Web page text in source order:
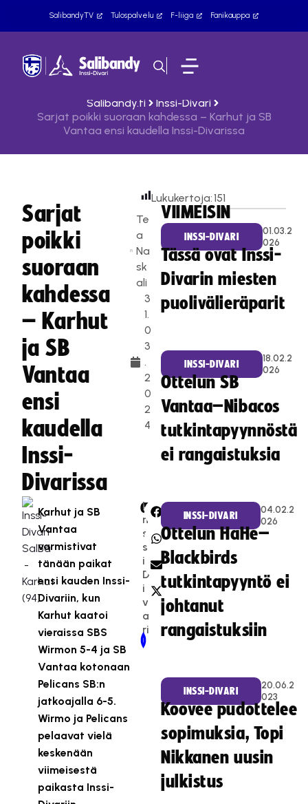
SalibandyTV Tulospalvelu F-liiga Fanikauppa
Salibandy.fi
Inssi-Divari
Sarjat poikki suoraan kahdessa – Karhut ja SB
Vantaa ensi kaudella Inssi-Divarissa
Sarjat
poikki
suoraan
kahdessa
– Karhut
ja SB
Vantaa
ensi
kaudella
Inssi-
Divarissa
Te
a
Na
sk
ali
3
1.
0
3
.
2
0
2
4
Lukukertoja:151
Karhut ja SB
Vantaa
varmistivat
tänään paikat
ensi kauden Inssi-
Divariin, kun
Karhut kaatoi
vieraissa SBS
Wirmon 5-4 ja SB
Vantaa kotonaan
Pelicans SB:n
jatkoajalla 6-5.
Wirmo ja Pelicans
pelaavat vielä
keskenään
viimeisestä
paikasta Inssi-
CATEGORIES:
I
n
s
s
i-
D
i
v
a
ri
SHARE:
Older Post
Newer Post
VIIMEISIN
INSSI-DIVARI
01.03.2
026
Tässä ovat Inssi-
Divarin miesten
puolivälieräparit
INSSI-DIVARI
18.02.2
026
Ottelun SB
Vantaa–Nibacos
tutkintapyynnöstä
ei rangaistuksia
INSSI-DIVARI
04.02.2
026
Ottelun HaHe–
Blackbirds
tutkintapyyntö ei
johtanut
rangaistuksiin
INSSI-DIVARI
20.06.2
023
Koovee pudottelee
sopimuksia, Topi
Nikkanen uusin
julkistus